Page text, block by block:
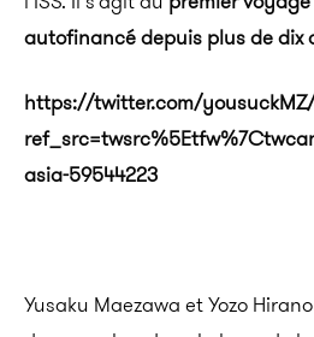
autofinancé depuis plus de dix
https://twitter.com/yousuckMZ/
asia-59544223
Yusaku Maezawa etYozo Hirano